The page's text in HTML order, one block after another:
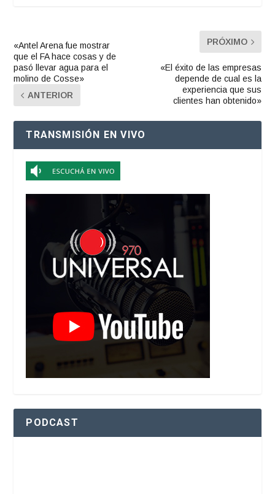
«Antel Arena fue mostrar
que el FA hace cosas y de
pasó llevar agua para el
molino de Cosse»
ANTERIOR
PRÓXIMO
«El éxito de las empresas
depende de cual es la
experiencia que sus
clientes han obtenido»
TRANSMISIÓN EN VIVO
PODCAST